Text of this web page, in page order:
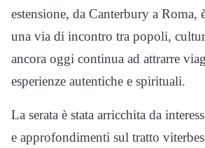
estensione, da Canterbury a Roma,
una via di incontro tra popoli,
ancora oggi continua ad attrarre
esperienze autentiche e spirituali.
La serata è stata arricchita da
e approfondimenti sul tratto